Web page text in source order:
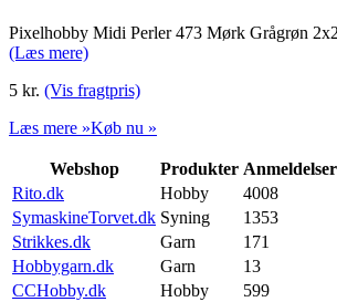
Pixelhobby Midi Perler 473 Mørk Grågrøn
(Læs mere)
5 kr. (Vis fragtpris)
Læs mere »Køb nu »
Webshop Produkter Anmeldelser
Rito.dk
Hobby 4008
SymaskineTorvet.dk Syning 1353
Strikkes.dk
Garn 171
Hobbygarn.dk
Garn 13
CCHobby.dk
Hobby 599